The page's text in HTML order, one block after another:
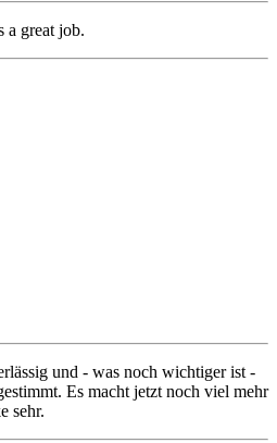
a great job.
und - was noch wichtiger ist -
Es macht jetzt noch viel mehr
sehr.